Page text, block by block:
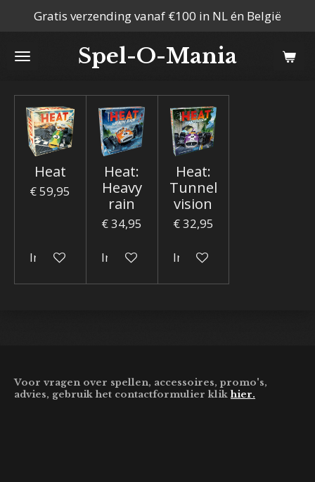
naar
hoofdinhoud
Spel-O-Mania
Gratis verzending vanaf €100 in NL én België
Heat
€ 59,95
In winkelwagen
Heat:
Heavy
rain
€ 34,95
In winkelwagen
Heat:
Tunnel
vision
€ 32,95
In winkelwagen
Voor vragen over spellen, accessoires, promo's,
advies, gebruik het contactformulier klikhier.